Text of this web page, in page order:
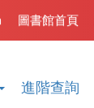
進階查詢
圖書館首頁